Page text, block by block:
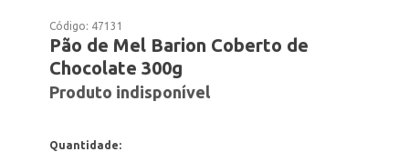
Código: 47131
Pão de Mel Barion Coberto de
Chocolate 300g
Produto indisponível
Quantidade: